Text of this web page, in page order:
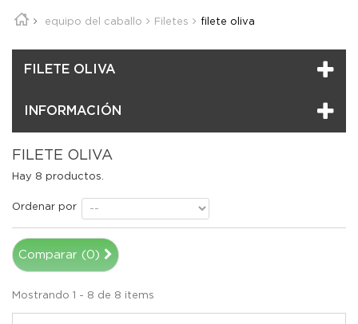
equipo del caballo Filetes filete oliva
FILETE OLIVA
INFORMACIÓN
FILETE OLIVA
Hay 8 productos.
Ordenar por
Comparar (0 )
Mostrando 1 - 8 de 8 items